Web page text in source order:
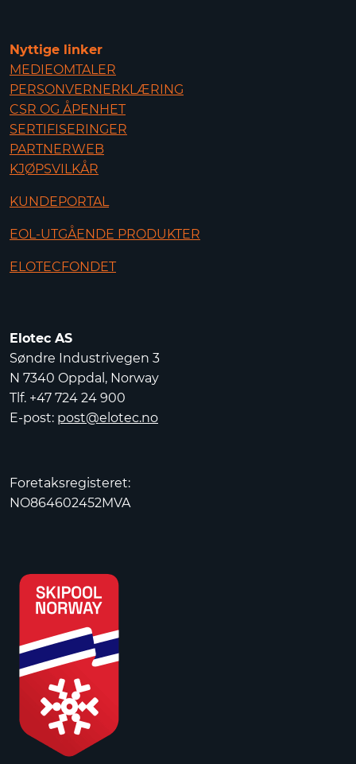
Nyttige linker
MEDIEOMTALER
PERSONVERNERKLÆRING
CSR OG ÅPENHET
SERTIFISERINGER
PARTNERWEB
KJØPSVILKÅR
KUNDEPORTAL
EOL-UTGÅENDE PRODUKTER
ELOTECFONDET
Elotec AS
Søndre Industrivegen 3
N 7340 Oppdal, Norway
Tlf. +47 724 24 900
E-post: post@elotec.no
Foretaksregisteret:
NO864602452MVA